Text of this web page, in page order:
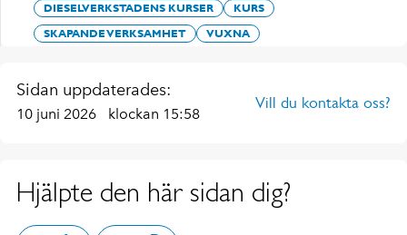
DIESELVERKSTADENS KURSER
KURS
SKAPANDE VERKSAMHET
VUXNA
Sidan uppdaterades:
10 juni 2026 klockan 15:58
Vill du kontakta oss?
Hjälpte den här sidan dig?